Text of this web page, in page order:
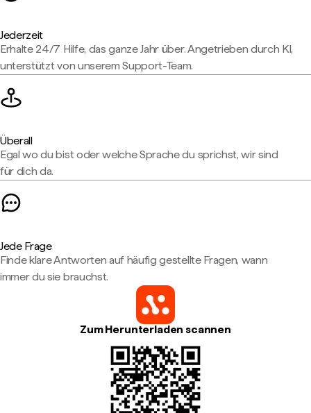
Jederzeit
Erhalte 24/7 Hilfe, das ganze Jahr über. Angetrieben durch KI,
unterstützt von unserem Support-Team.
Überall
Egal wo du bist oder welche Sprache du sprichst, wir sind
für dich da.
Jede Frage
Finde klare Antworten auf häufig gestellte Fragen, wann
immer du sie brauchst.
Zum Herunterladen scannen